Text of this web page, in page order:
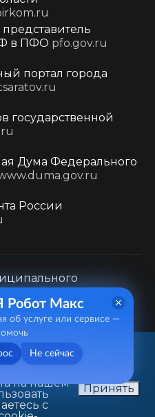
в ПФО pfo.gov.ru
портал города
государственной
Дума Федерального
России
округа «Город
д. 78
на нашем
с
Принять
Робот Макс
об услуге или сервисе —
Не сейчас